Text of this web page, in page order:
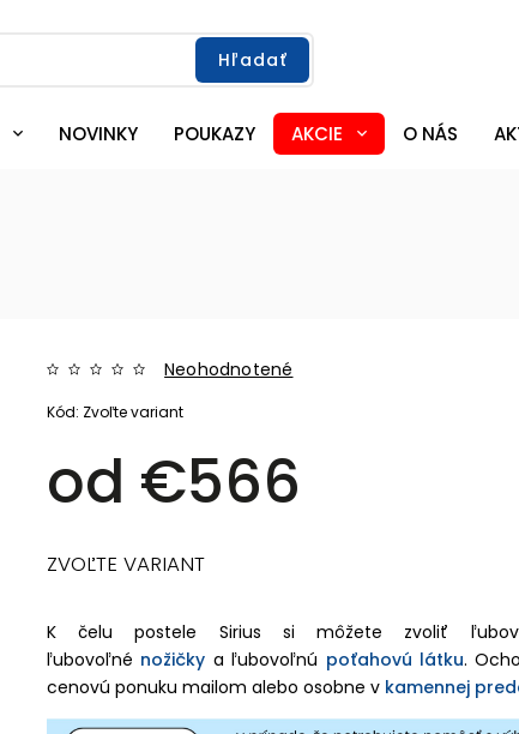
Hľadať
NOVINKY POUKAZY AKCIE O NÁS
Neohodnotené
od €566
Kód: Zvoľte variant
K čelu postele Sirius si môžete zvoliť
ľubovoľné nožičky a ľubovoľnú poťahovú látku.
cenovú ponuku mailom alebo osobne v kamennej
ZVOĽTE VARIANT